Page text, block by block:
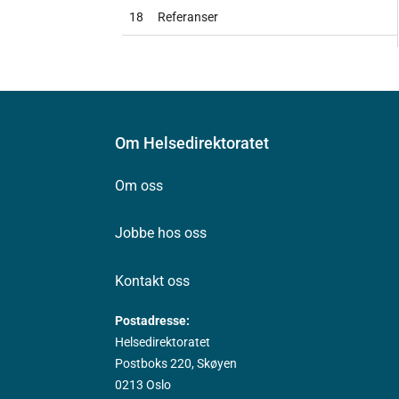
18 Referanser
Om Helsedirektoratet
Om oss
Jobbe hos oss
Kontakt oss
Postadresse:
Helsedirektoratet
Postboks 220, Skøyen
0213 Oslo